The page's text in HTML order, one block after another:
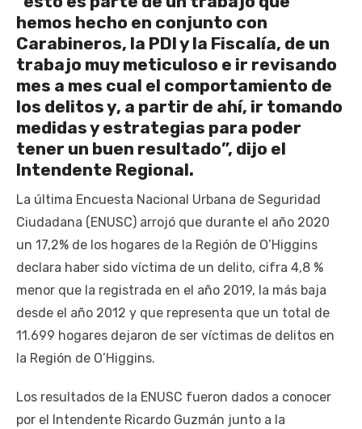
hemos hecho en conjunto con
Carabineros, la PDI y la Fiscalía, de un
trabajo muy meticuloso e ir revisando
mes a mes cual el comportamiento de
los delitos y, a partir de ahí, ir tomando
medidas y estrategias para poder
tener un buen resultado”, dijo el
Intendente Regional.
La última Encuesta Nacional Urbana de Seguridad
Ciudadana (ENUSC) arrojó que durante el año 2020
un 17,2% de los hogares de la Región de O’Higgins
declara haber sido víctima de un delito, cifra 4,8 %
menor que la registrada en el año 2019, la más baja
desde el año 2012 y que representa que un total de
11.699 hogares dejaron de ser víctimas de delitos en
la Región de O’Higgins.
Los resultados de la ENUSC fueron dados a conocer
por el Intendente Ricardo Guzmán junto a la